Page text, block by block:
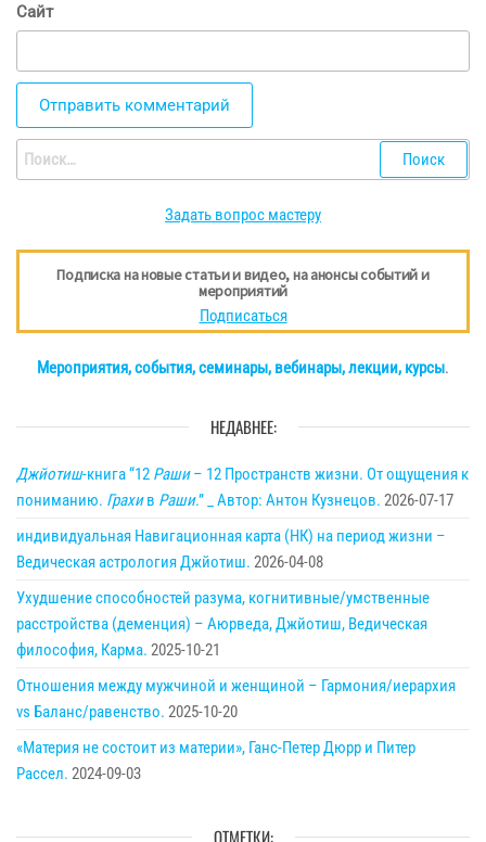
Сайт
Найти:
Задать вопрос мастеру
Подписка на новые статьи и видео, на анонсы событий и
мероприятий
Подписаться
Мероприятия, события, семинары, вебинары, лекции, курсы.
НЕДАВНЕЕ:
Джйотиш-книга “12 Раши– 12 Пространств жизни. От ощущения к
пониманию. Грахив Раши.” _ Автор: Антон Кузнецов. 2026-07-17
индивидуальная Навигационная карта (НК) на период жизни –
Ведическая астрология Джйотиш. 2026-04-08
Ухудшение способностей разума, когнитивные/умственные
расстройства (деменция) – Аюрведа, Джйотиш, Ведическая
философия, Карма. 2025-10-21
Отношения между мужчиной и женщиной – Гармония/иерархия
vs Баланс/равенство. 2025-10-20
«Материя не состоит из материи», Ганс-Петер Дюрр и Питер
Рассел. 2024-09-03
ОТМЕТКИ: